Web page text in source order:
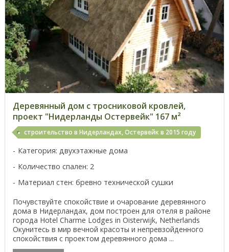
Деревянный дом с тросниковой кровлей,
проект "Нидерланды Остервейк" 167 м²
строительство в Нидерландах, Остервейк в 2015 году
Категория: двухэтажные дома
Количество спален: 2
Материал стен: бревно технической сушки
Почувствуйте спокойствие и очарование деревянного
дома в Нидерландах, дом построен для отеля в районе
города Hotel Charme Lodges in Oisterwijk, Netherlands
Окунитесь в мир вечной красоты и непревзойденного
спокойствия с проектом деревянного дома ...